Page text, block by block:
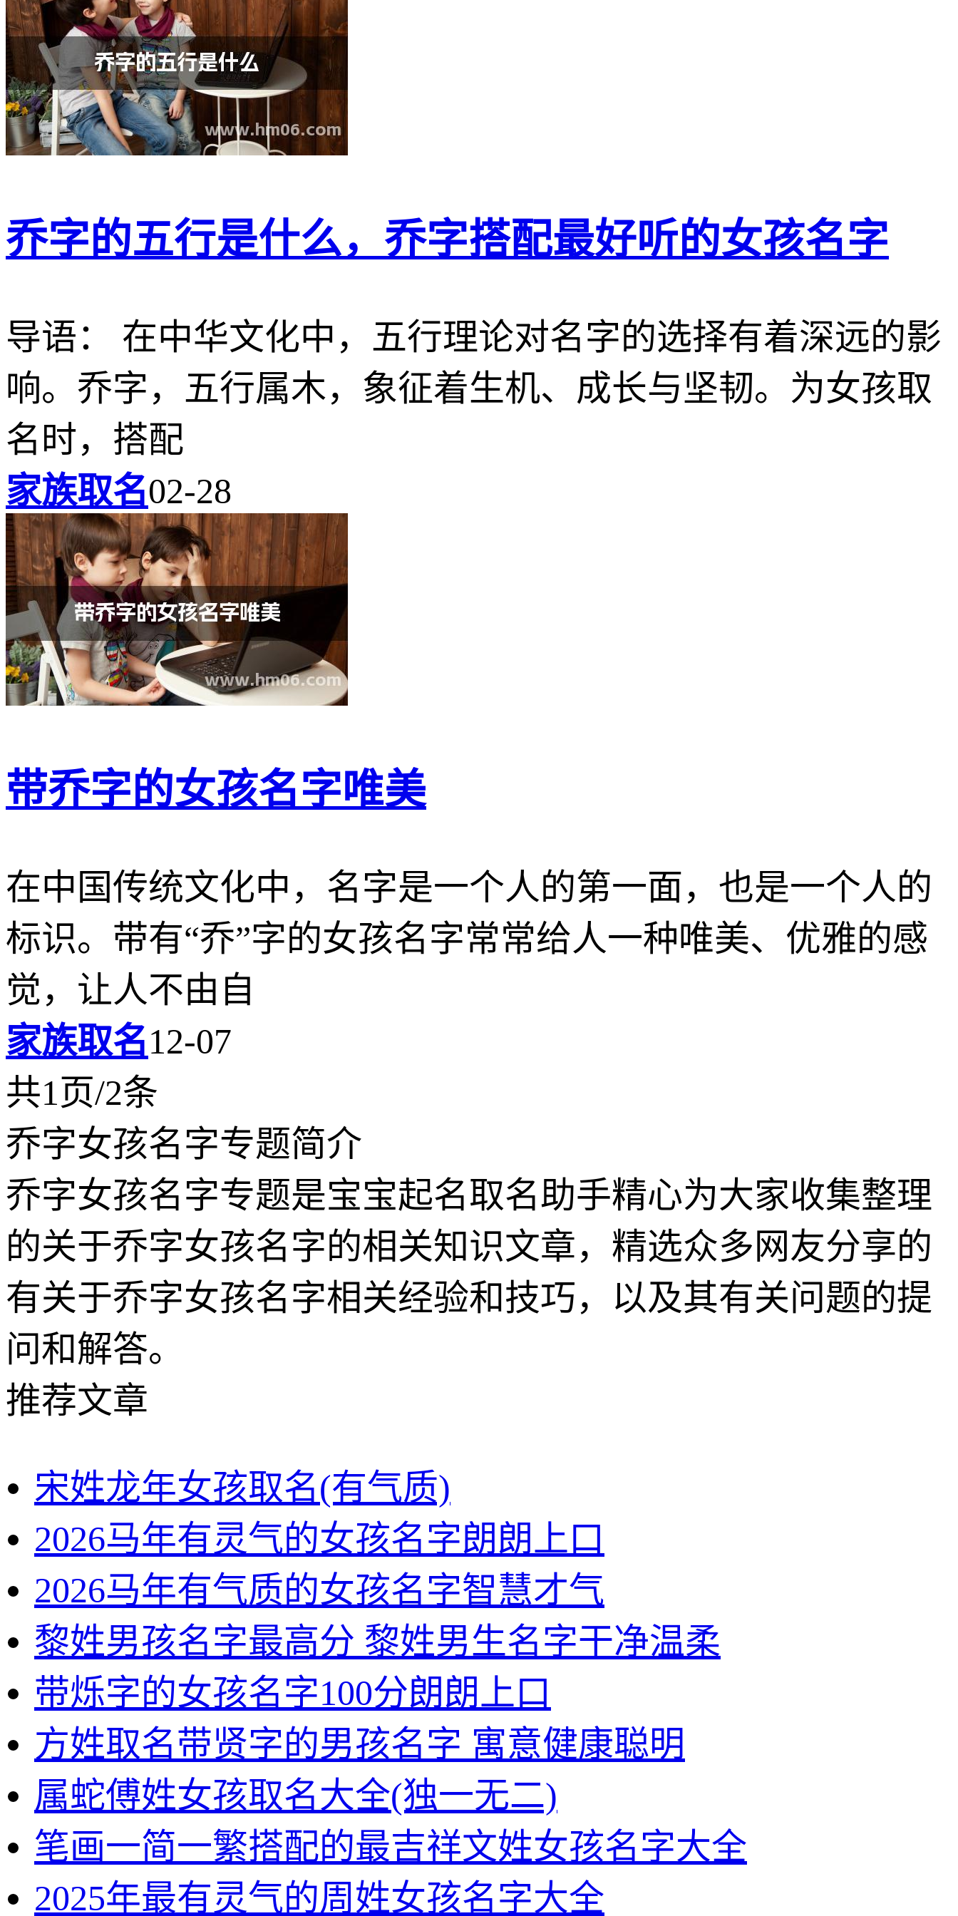
乔字的五行是什么，乔字搭配最好听的女孩名字
导语： 在中华文化中，五行理论对名字的选择有着深远的影
响。乔字，五行属木，象征着生机、成长与坚韧。为女孩取
名时，搭配
家族取名02-28
带乔字的女孩名字唯美
在中国传统文化中，名字是一个人的第一面，也是一个人的
标识。带有“乔”字的女孩名字常常给人一种唯美、优雅的感
觉，让人不由自
家族取名12-07
共1页/2条
乔字女孩名字专题简介
乔字女孩名字专题是宝宝起名取名助手精心为大家收集整理
的关于乔字女孩名字的相关知识文章，精选众多网友分享的
有关于乔字女孩名字相关经验和技巧，以及其有关问题的提
问和解答。
推荐文章
宋姓龙年女孩取名(有气质)
2026马年有灵气的女孩名字朗朗上口
2026马年有气质的女孩名字智慧才气
黎姓男孩名字最高分 黎姓男生名字干净温柔
带烁字的女孩名字100分朗朗上口
方姓取名带贤字的男孩名字 寓意健康聪明
属蛇傅姓女孩取名大全(独一无二)
笔画一简一繁搭配的最吉祥文姓女孩名字大全
2025年最有灵气的周姓女孩名字大全